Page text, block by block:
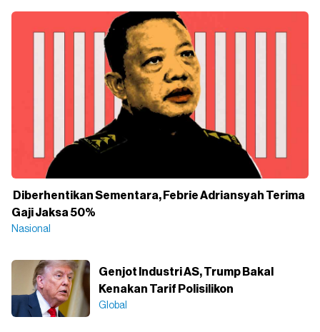
Diberhentikan Sementara, Febrie Adriansyah Terima
Gaji Jaksa 50%
Nasional
Genjot Industri AS, Trump Bakal
Kenakan Tarif Polisilikon
Global